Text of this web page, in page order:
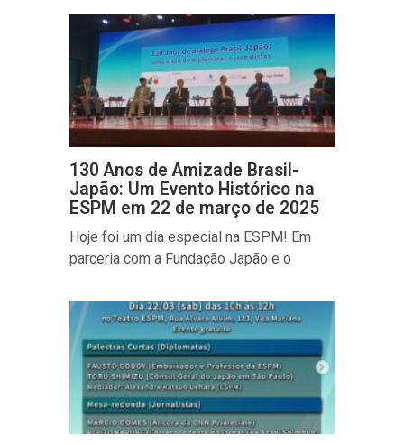
130 Anos de Amizade Brasil-
Japão: Um Evento Histórico na
ESPM em 22 de março de 2025
Hoje foi um dia especial na ESPM! Em
parceria com a Fundação Japão e o